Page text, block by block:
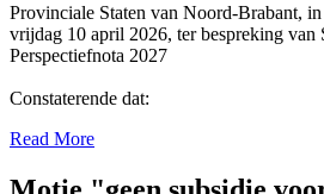
Provinciale Staten van Noord-Brabant,
vrijdag 10 april 2026, ter bespreking van
Perspectiefnota 2027
Constaterende dat:
Read More